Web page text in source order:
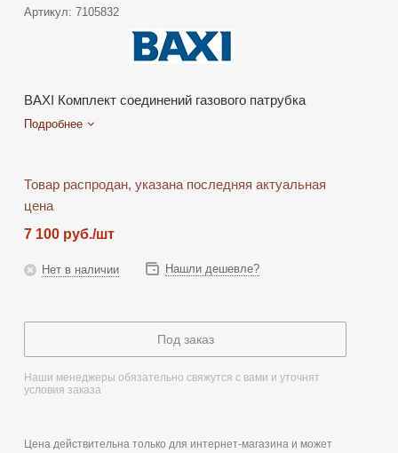
Артикул: 7105832
BAXI Комплект соединений газового патрубка
Подробнее
Товар распродан, указана последняя актуальная
цена
7 100 руб./шт
Нет в наличии Нашли дешевле?
Под заказ
Наши менеджеры обязательно свяжутся с вами и уточнят
условия заказа
Цена действительна только для интернет-магазина и может